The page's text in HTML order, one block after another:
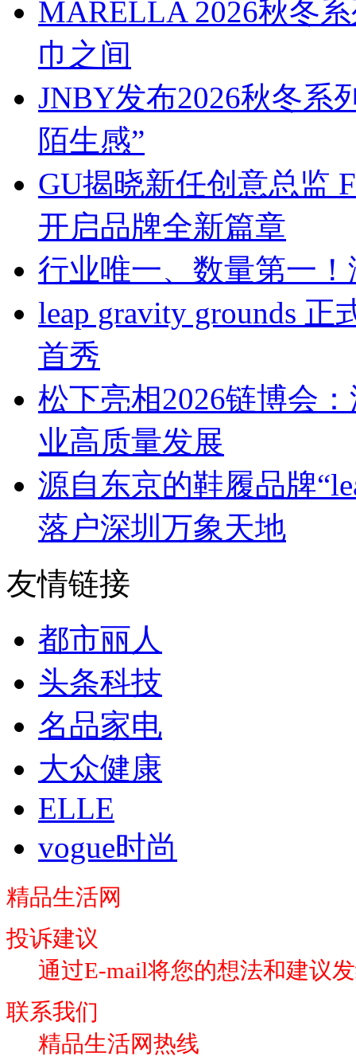
MARELLA 2026秋冬
巾之间
JNBY发布2026秋冬系
陌生感”
GU揭晓新任创意总监
开启品牌全新篇章
行业唯一、数量第一
leap gravity grounds
首秀
松下亮相2026链博会
业高质量发展
源自东京的鞋履品牌
落户深圳万象天地
友情链接
都市丽人
头条科技
名品家电
大众健康
ELLE
vogue时尚
精品生活网
投诉建议
通过E-mail将您的想法和建议
联系我们
精品生活网热线